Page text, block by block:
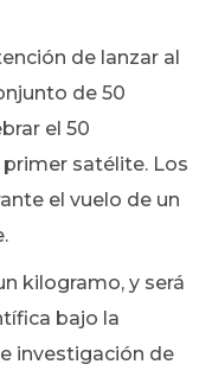
de lanzar al
de 50
el 50
satélite. Los
el vuelo de un
kilogramo, y será
bajo la
investigación de